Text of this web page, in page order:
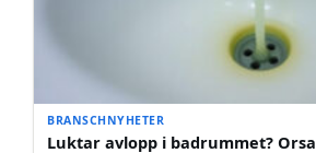
BRANSCHNYHETER
Luktar avlopp i badrummet?